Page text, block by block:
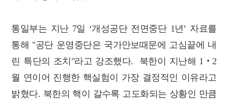
통일부는 지난 7일 ‘개성공단 전면중단 1년’ 자료를
통해 "공단 운영중단은 국가안보때문에 고심끝에 내
린 특단의 조치"라고 강조했다. 북한이 지난해 1‧2
월 연이어 진행한 핵실험이 가장 결정적인 이유라고
밝혔다. 북한의 핵이 갈수록 고도화되는 상황인 만큼